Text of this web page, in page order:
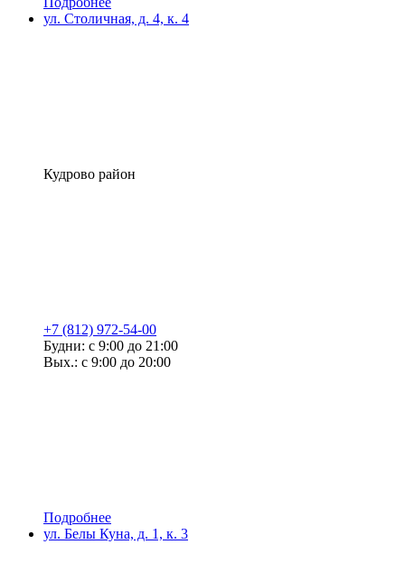
ул. Столичная, д. 4, к. 4
Кудрово район
+7 (812) 972-54-00
Будни: с 9:00 до 21:00
Вых.: с 9:00 до 20:00
Подробнее
ул. Белы Куна, д. 1, к. 3